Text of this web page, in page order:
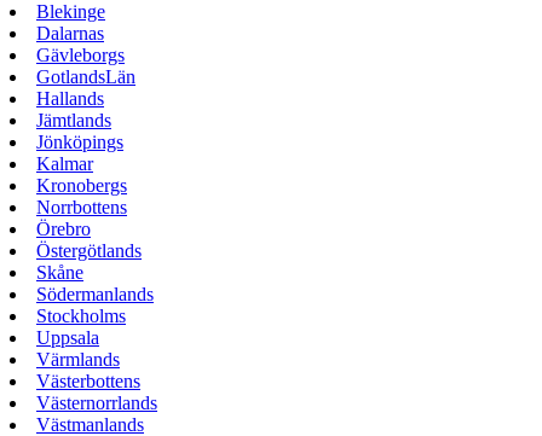
Blekinge
Dalarnas
Gävleborgs
GotlandsLän
Hallands
Jämtlands
Jönköpings
Kalmar
Kronobergs
Norrbottens
Örebro
Östergötlands
Skåne
Södermanlands
Stockholms
Uppsala
Värmlands
Västerbottens
Västernorrlands
Västmanlands